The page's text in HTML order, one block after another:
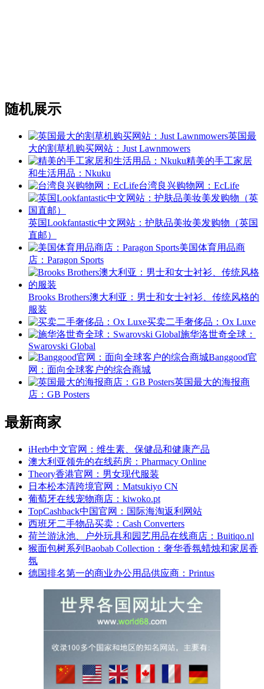
随机展示
英国最
大的割草机购买网站：Just Lawnmowers
精美的手工家居
和生活用品：Nkuku
台湾良兴购物网：EcLife
英国Lookfantastic中文网站：护肤品美妆美发购物（英国
直邮）
美国体育用品商
店：Paragon Sports
Brooks Brothers澳大利亚：男士和女士衬衫、传统风格的
服装
买卖二手奢侈品：Ox Luxe
施华洛世奇全球：
Swarovski Global
Banggood官
网：面向全球客户的综合商城
英国最大的海报商
店：GB Posters
最新商家
iHerb中文官网：维生素、保健品和健康产品
澳大利亚领先的在线药房：Pharmacy Online
Theory香港官网：男女现代服装
日本松本清跨境官网：Matsukiyo CN
葡萄牙在线宠物商店：kiwoko.pt
TopCashback中国官网：国际海淘返利网站
西班牙二手物品买卖：Cash Converters
荷兰游泳池、户外玩具和园艺用品在线商店：Buitiqo.nl
猴面包树系列Baobab Collection：奢华香氛蜡烛和家居香
氛
德国排名第一的商业办公用品供应商：Printus